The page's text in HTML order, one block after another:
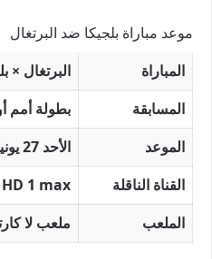
موعد مباراة بلجيكا ضد البرتغال
المباراة
البرتغال ×
المسابقة
بطولة أمم
الموعد
الأحد 27 يونيو 2021 - الساعة 10:00 مساءً بتوقيت مكة المكرمة.
القناة الناقلة
1 max
الملعب
ملعب لا